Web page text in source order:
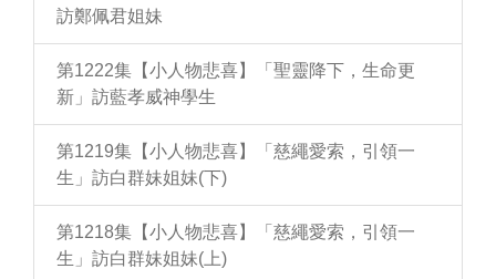
訪鄭佩君姐妹
第1222集【小人物悲喜】「聖靈降下，生命更
新」訪藍孝威神學生
第1219集【小人物悲喜】「慈繩愛索，引領一
生」訪白群妹姐妹(下)
第1218集【小人物悲喜】「慈繩愛索，引領一
生」訪白群妹姐妹(上)